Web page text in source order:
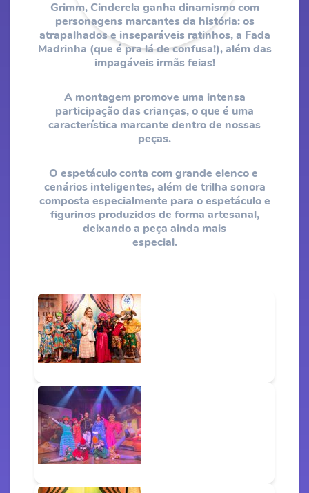
Grimm, ​Cinderela ganha dinamismo com
personagens marcantes da história: os
atrapalhados e inseparáveis ratinhos, a Fada
Madrinha (que é pra lá de confusa!), além das
impagáveis irmãs feias!
A montagem promove uma intensa
participação das crianças, o que é uma
característica marcante dentro de nossas
peças.
O espetáculo conta com grande elenco e ​
cenários inteligentes, além de trilha sonora
composta especialmente para o espetáculo e
figurinos produzidos de forma artesanal,
deixando a peça ainda mais
especial.